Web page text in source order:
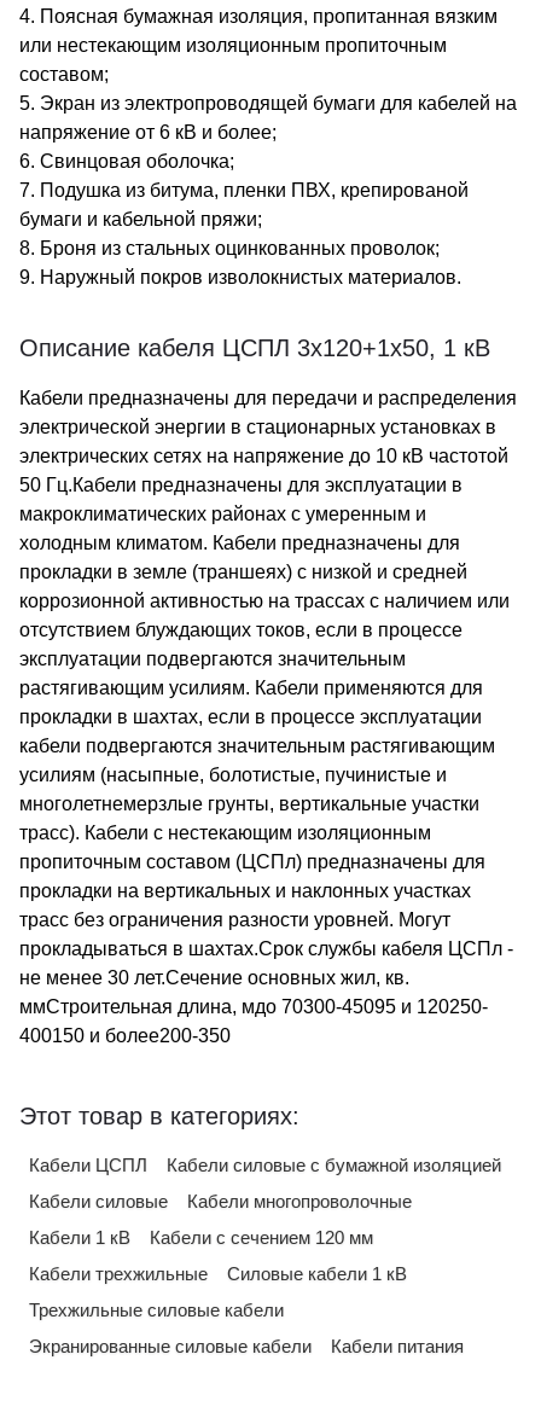
4. Поясная бумажная изоляция, пропитанная вязким
или нестекающим изоляционным пропиточным
составом;
5. Экран из электропроводящей бумаги для кабелей на
напряжение от 6 кВ и более;
6. Свинцовая оболочка;
7. Подушка из битума, пленки ПВХ, крепированой
бумаги и кабельной пряжи;
8. Броня из стальных оцинкованных проволок;
9. Наружный покров изволокнистых материалов.
Описание кабеля ЦСПЛ 3х120+1х50, 1 кВ
Кабели предназначены для передачи и распределения
электрической энергии в стационарных установках в
электрических сетях на напряжение до 10 кВ частотой
50 Гц.Кабели предназначены для эксплуатации в
макроклиматических районах с умеренным и
холодным климатом. Кабели предназначены для
прокладки в земле (траншеях) с низкой и средней
коррозионной активностью на трассах с наличием или
отсутствием блуждающих токов, если в процессе
эксплуатации подвергаются значительным
растягивающим усилиям. Кабели применяются для
прокладки в шахтах, если в процессе эксплуатации
кабели подвергаются значительным растягивающим
усилиям (насыпные, болотистые, пучинистые и
многолетнемерзлые грунты, вертикальные участки
трасс). Кабели с нестекающим изоляционным
пропиточным составом (ЦСПл) предназначены для
прокладки на вертикальных и наклонных участках
трасс без ограничения разности уровней. Могут
прокладываться в шахтах.Срок службы кабеля ЦСПл -
не менее 30 лет.Сечение основных жил, кв.
ммСтроительная длина, мдо 70300-45095 и 120250-
400150 и более200-350
Этот товар в категориях:
Кабели ЦСПЛ
Кабели силовые с бумажной изоляцией
Кабели силовые
Кабели многопроволочные
Кабели 1 кВ
Кабели с сечением 120 мм
Кабели трехжильные
Силовые кабели 1 кВ
Трехжильные силовые кабели
Экранированные силовые кабели
Кабели питания